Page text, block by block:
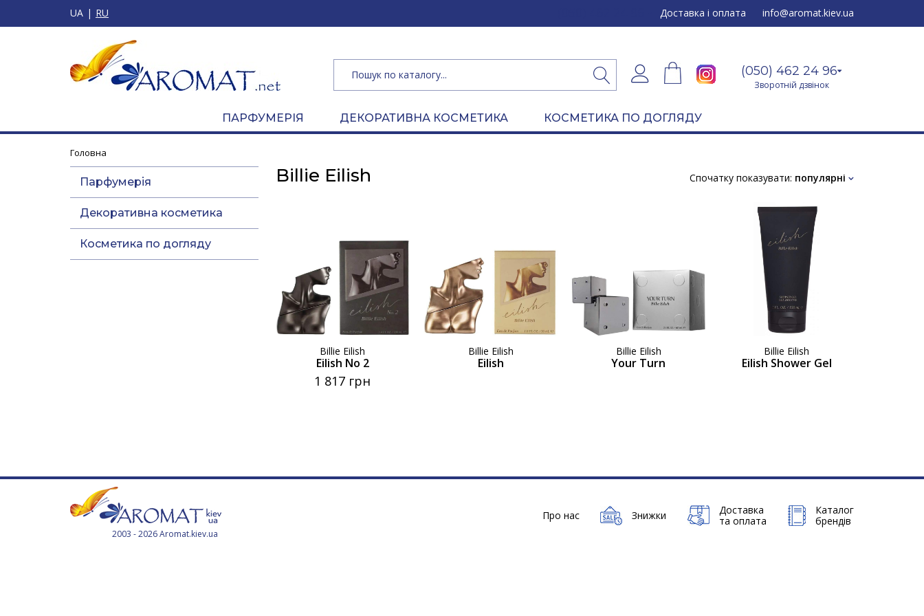
UA RU Доставка і оплата info@aromat.kiev.ua
(050) 462 24 96
Зворотній дзвінок
ПАРФУМЕРІЯ ДЕКОРАТИВНА КОСМЕТИКА КОСМЕТИКА ПО ДОГЛЯДУ
Головна
Парфумерія
Декоративна косметика
Косметика по догляду
Billie Eilish Спочатку показувати: популярні
Billie Eilish
Eilish No 2
1 817 грн
Billie Eilish
Eilish
Billie Eilish
Your Turn
Billie Eilish
Eilish Shower Gel
2003 - 2026 Aromat.kiev.ua
Про нас Знижки
Доставка
та оплата
Каталог
брендів